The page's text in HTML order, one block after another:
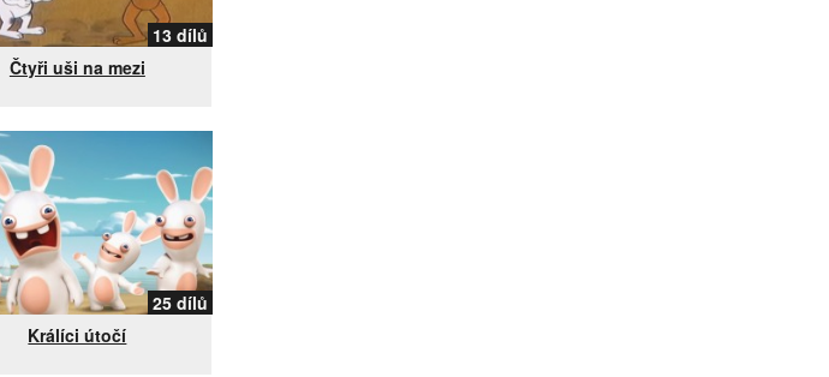
13 dílů
Čtyři uši na mezi
25 dílů
Králíci útočí